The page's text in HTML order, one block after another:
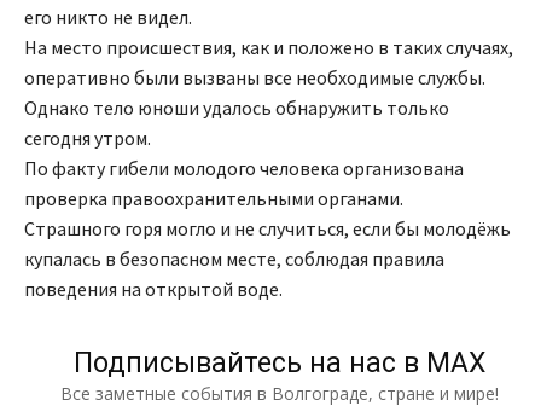
его никто не видел.
На место происшествия, как и положено в таких случаях,
оперативно были вызваны все необходимые службы.
Однако тело юноши удалось обнаружить только
сегодня утром.
По факту гибели молодого человека организована
проверка правоохранительными органами.
Страшного горя могло и не случиться, если бы молодëжь
купалась в безопасном месте, соблюдая правила
поведения на открытой воде.
Подписывайтесь на нас в МАХ
Все заметные события в Волгограде, стране и мире!